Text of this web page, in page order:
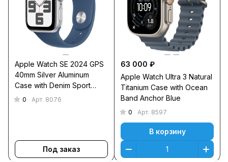
Apple Watch SE 2024 GPS
40mm Silver Aluminum
Case with Denim Sport
Band S/M
0 Арт. 8076
Под заказ
63 000 ₽
Apple Watch Ultra 3 Natural
Titanium Case with Ocean
Band Anchor Blue
0 Арт. 8597
В корзину